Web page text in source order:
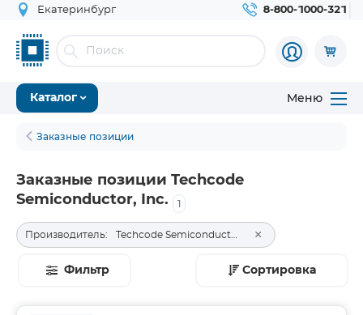
Екатеринбург 8-800-1000-321
Каталог Меню
Заказные позиции
Заказные позиции Techcode
Semiconductor, Inc.
1
Производитель: ×
Фильтр Сортировка